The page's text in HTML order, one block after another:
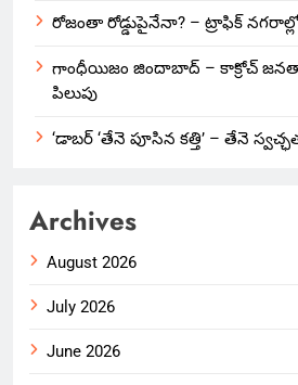
రోజంతా రోడ్డుపైనేనా? – ట్రాఫిక్
గాంధీయిజం జిందాబాద్ – కాక్రోచ్
పిలుపు
‘డాబర్ ‘తేనె పూసిన కత్తి’ – తేనె
Archives
August 2026
July 2026
June 2026